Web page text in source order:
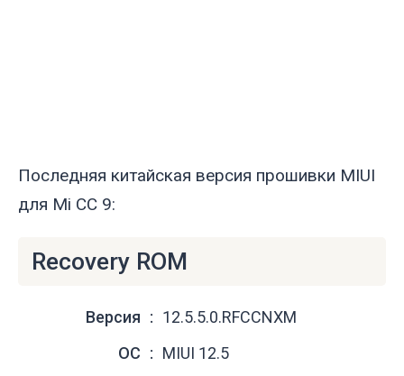
Последняя китайская версия прошивки MIUI
для Mi CC 9:
Recovery ROM
Версия
12.5.5.0.RFCCNXM
ОС
MIUI 12.5